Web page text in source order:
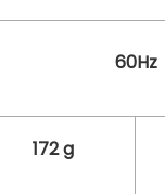
60Hz
172 g